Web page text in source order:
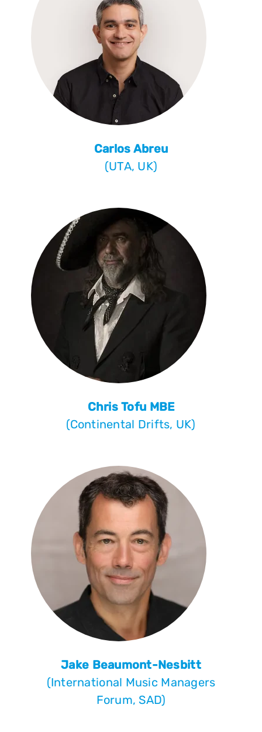
Carlos Abreu
(UTA, UK)
Chris Tofu MBE
(Continental Drifts, UK)
Jake Beaumont-Nesbitt
(International Music Managers
Forum, SAD)